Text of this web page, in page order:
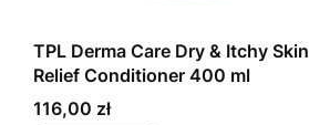
TPL Derma Care Dry & Itchy Skin
Relief Conditioner 400 ml
Cena
116,00 zł